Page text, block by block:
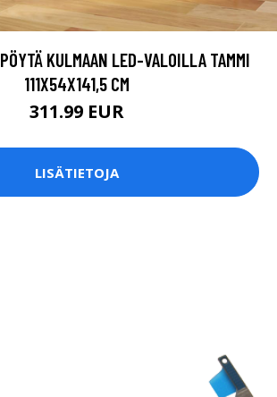
KULMAAN LED-VALOILLA TAMMI
111X54X141,5 CM
311.99 EUR
LISÄTIETOJA